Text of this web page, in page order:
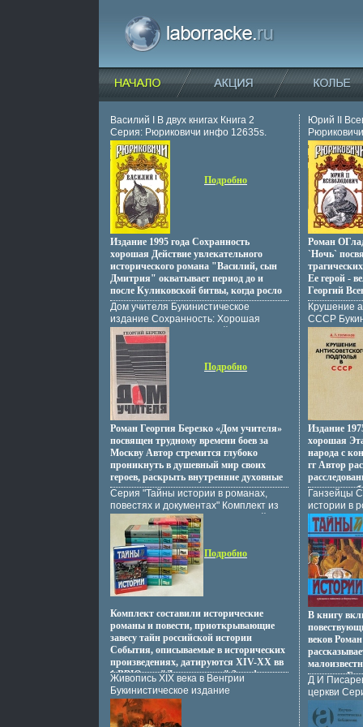
Василий I В двух книгах Книга 2
Серия: Рюриковичи инфо 12635s.
Подробно
Издание 1995 года Сохранность
хорошая Действие увлекательного
исторического романа "Василий, сын
Дмитрия" окватывает период до и
после Куликовской битвы, когда росло
и крепло национальное
самосознавачьдние русского народа
Автор Борис Дедюхин.
Дом учителя Букинистическое
издание Сохранность: Хорошая
Издательство: Советский писатель
Москва, 1975 г Твердый переплет, 448
стр Тираж: 150000 экз Формат:
84x108/32 (~130х205 мм) инфо
12729s.
Подробно
Роман Георгия Березко «Дом учителя»
посвящен трудному времени боев за
Москву Автор стремится глубоко
проникнуть в душевный мир своих
героев, раскрыть внутренние духовные
источники героизма, основу
характеровваччщ Писатель изображает
и рядовых участников Отечественной
войны, и крупных военачальников Их
размышления, участие в боевых
событиях, героизм раскрывают
историческое значение великой битвы
за Москву Автор Георгий Березко.
Серия "Тайны истории в романах,
повестях и документах" Комплект из
31 книги и Черчилля в период войны"
инфо 12769s.
Подробно
Комплект составили исторические
романы и повести, приоткрывающие
завесу тайн российской истории
События, описываемые в исторических
произведениях, датируются XIV-XX вв
1 ВВЮнак "Дань кровью" 2вачфх
МБрод "Реубени, князь иудейский" 3
МЛиндау "Злой гений коварства" 4
КШильдкрет "Розмысл царя Ивана
Грозного" 5 АИАнтонов "Великий
Живопись XIX века в Венгрии
Букинистическое издание
Сохранность: Хорошая Издательство:
Корвина, 1988 г Суперобложка, 332
Юрий II
Роман
`Ночь`
Ее герой -
Георгий
тех, кто
общего
полотно,
картину
c 9-430 c
Гладышева
Крушение
СССР
Твердый
100000
Издание
хорошая
народа с
гг Автор
узнает о
книги
и
трибуналов
Содержит
Голинков.
Ганзейцы
истории в
В книгу
веков
истории
имени
Д И
церкви